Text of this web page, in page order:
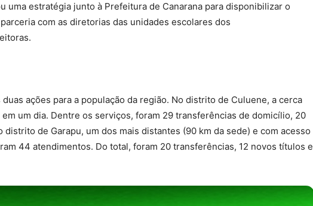
uma estratégia junto à Prefeitura de Canarana para disponibilizar o
com as diretorias das unidades escolares dos
ações para a população da região. No distrito de Culuene, a cerca
um dia. Dentre os serviços, foram 29 transferências de domicílio, 20
de Garapu, um dos mais distantes (90 km da sede) e com acesso
44 atendimentos. Do total, foram 20 transferências, 12 novos títulos e